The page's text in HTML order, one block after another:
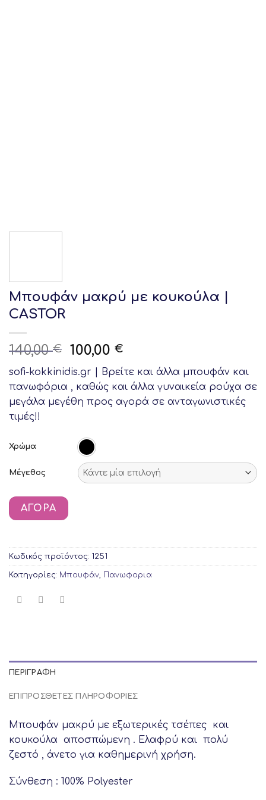
Μπουφάν μακρύ με κουκούλα |
CASTOR
140,00€
Original
price
was:
140,00 €.
100,00€Current
price
is:
100,00 €.
sofi-kokkinidis.gr | Bρείτε και άλλα μπουφάν και
πανωφόρια , καθώς και άλλα γυναικεία ρούχα σε
μεγάλα μεγέθη προς αγορά σε ανταγωνιστικές
τιμές!!
Χρώμα
Μέγεθος
ΑΓΟΡΆ
Κωδικός προϊόντος: 1251
Κατηγορίες: Μπουφάν Πανωφορια
ΠΕΡΙΓΡΑΦΉ
ΕΠΙΠΡΌΣΘΕΤΕΣ ΠΛΗΡΟΦΟΡΊΕΣ
Μπουφάν μακρύ με εξωτερικές τσέπες και
κουκούλα αποσπώμενη . Ελαφρύ και πολύ
ζεστό , άνετο για καθημερινή χρήση.
Σύνθεση : 100% Polyester